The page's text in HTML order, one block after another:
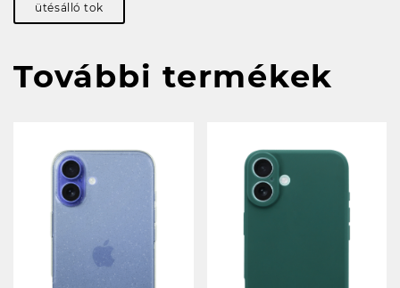
ütésálló tok
További termékek